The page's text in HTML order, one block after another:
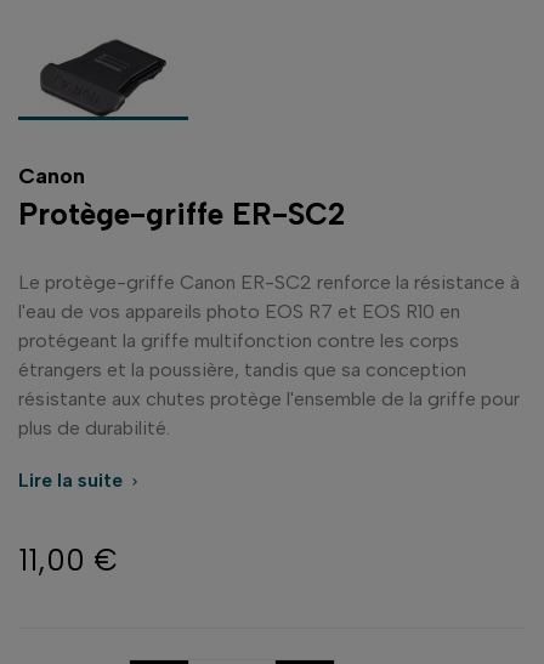
Canon
Protège-griffe ER-SC2
Le protège-griffe Canon ER-SC2 renforce la résistance à
l'eau de vos appareils photo EOS R7 et EOS R10 en
protégeant la griffe multifonction contre les corps
étrangers et la poussière, tandis que sa conception
résistante aux chutes protège l'ensemble de la griffe pour
plus de durabilité.
Lire la suite 
11,00 €